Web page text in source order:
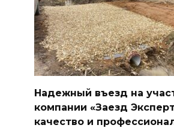
Надежный въезд на
компании «Заезд
качество и